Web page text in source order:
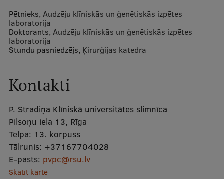
Darba devējiem
Bibliotēka
Kontakti
Mobile
galvenā
izvēlne
Studiju iespējas
Pamatstudiju programmas
Maģistra studiju programmas
Pētnieks, Audzēju klīniskās un ģenētiskās izpētes
laboratorija
Doktorants, Audzēju klīniskās un ģenētiskās izpētes
laboratorija
Stundu pasniedzējs, Ķirurģijas katedra
Kontakti
P. Stradiņa Klīniskā universitātes slimnīca
Pilsoņu iela 13, Rīga
Telpa: 13. korpuss
Tālrunis: +37167704028
E-pasts: pvpc@rsu.lv
Skatīt kartē